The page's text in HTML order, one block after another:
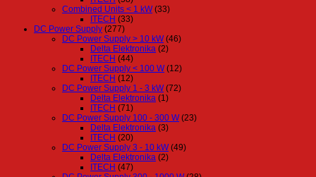
Combined Units < 1 kW (33)
ITECH (33)
DC Power Supply (277)
DC Power Supply > 10 kW (46)
Delta Elektronika (2)
ITECH (44)
DC Power Supply < 100 W (12)
ITECH (12)
DC Power Supply 1 - 3 kW (72)
Delta Elektronika (1)
ITECH (71)
DC Power Supply 100 - 300 W (23)
Delta Elektronika (3)
ITECH (20)
DC Power Supply 3 - 10 kW (49)
Delta Elektronika (2)
ITECH (47)